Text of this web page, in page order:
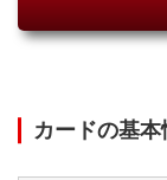
カードの基本